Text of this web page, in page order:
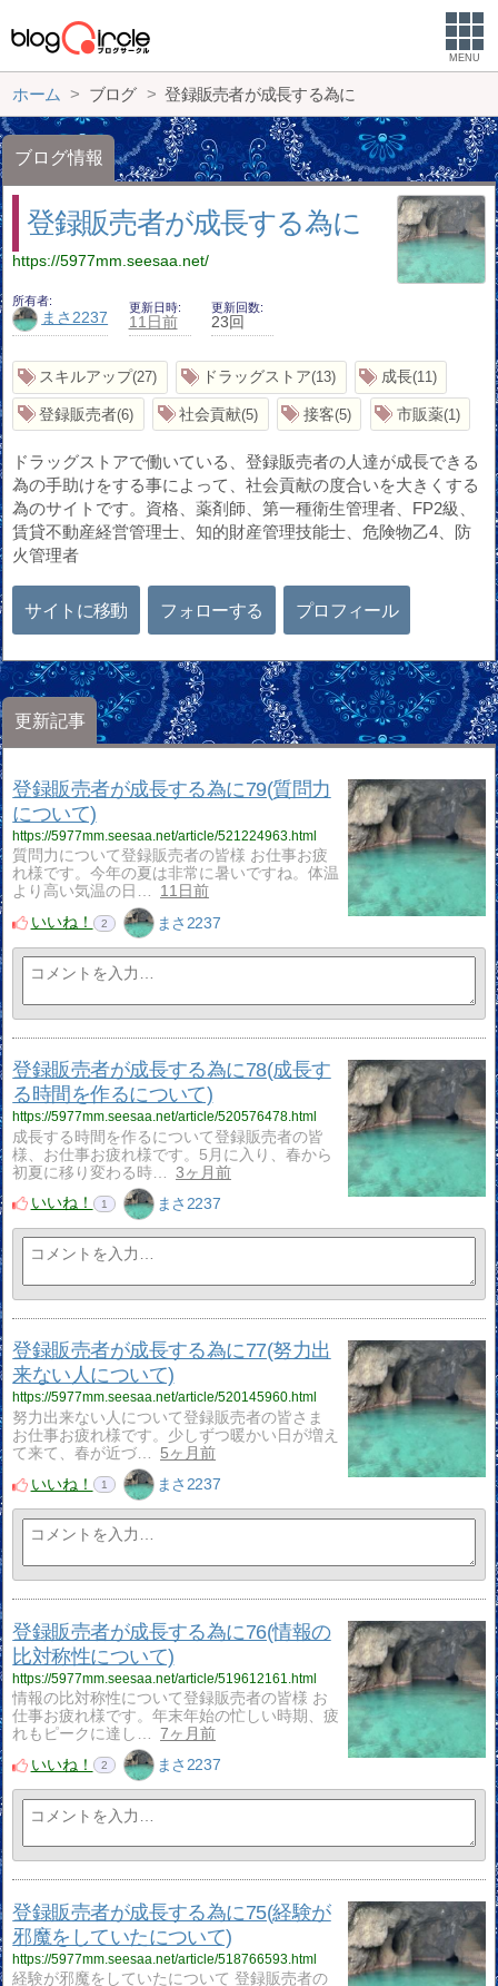
MENU
ホーム ブログ 登録販売者が成長する為に
ブログ情報
登録販売者が成長する為に
https://5977mm.seesaa.net/
所有者
まさ2237
更新日時
11日前
更新回数
23回
スキルアップ 27 ドラッグストア 13 成長 11
登録販売者 6 社会貢献 5 接客 5 市販薬 1
ドラッグストアで働いている、登録販売者の人達が成長できる
為の手助けをする事によって、社会貢献の度合いを大きくする
為のサイトです。資格、薬剤師、第一種衛生管理者、FP2級、
賃貸不動産経営管理士、知的財産管理技能士、危険物乙4、防
火管理者
サイトに移動 フォローする プロフィール
更新記事
登録販売者が成長する為に79(質問力
について)
https://5977mm.seesaa.net/article/521224963.html
質問力について登録販売者の皆様 お仕事お疲
れ様です。今年の夏は非常に暑いですね。体温
より高い気温の日…
11日前
いいね！
2 まさ2237
登録販売者が成長する為に78(成長す
る時間を作るについて)
https://5977mm.seesaa.net/article/520576478.html
成長する時間を作るについて登録販売者の皆
様、お仕事お疲れ様です。5月に入り、春から
初夏に移り変わる時…
3ヶ月前
いいね！
1 まさ2237
登録販売者が成長する為に77(努力出
来ない人について)
https://5977mm.seesaa.net/article/520145960.html
努力出来ない人について登録販売者の皆さま
お仕事お疲れ様です。少しずつ暖かい日が増え
て来て、春が近づ…
5ヶ月前
いいね！
1 まさ2237
登録販売者が成長する為に76(情報の
比対称性について)
https://5977mm.seesaa.net/article/519612161.html
情報の比対称性について登録販売者の皆様 お
仕事お疲れ様です。年末年始の忙しい時期、疲
れもピークに達し…
7ヶ月前
いいね！
2 まさ2237
登録販売者が成長する為に75(経験が
邪魔をしていたについて)
https://5977mm.seesaa.net/article/518766593.html
経験が邪魔をしていたについて 登録販売者の